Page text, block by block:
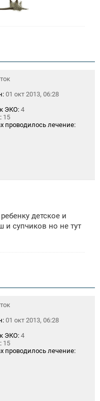
01 окт 2013, 06:28
ЭКО: 4
15
проводилось лечение:
детское и
и супчиков но не тут
01 окт 2013, 06:28
ЭКО: 4
15
проводилось лечение: